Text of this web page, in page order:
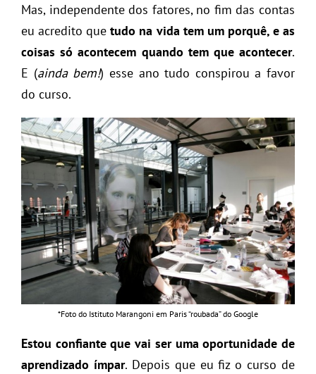
Mas, independente dos fatores, no fim das contas
eu acredito quetudo na vida tem um porquê, e as
coisas só acontecem quando tem que acontecer.
E (ainda bem!) esse ano tudo conspirou a favor
do curso.
*Foto do Istituto Marangoni em Paris “roubada” do Google
Estou confiante que vai ser uma oportunidade de
aprendizado ímpar. Depois que eu fiz o curso de